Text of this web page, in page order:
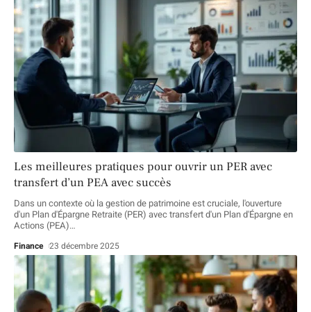
Les meilleures pratiques pour ouvrir un PER avec
transfert d’un PEA avec succès
Dans un contexte où la gestion de patrimoine est cruciale, l'ouverture
d'un Plan d'Épargne Retraite (PER) avec transfert d'un Plan d'Épargne en
Actions (PEA)…
Finance 23 décembre 2025